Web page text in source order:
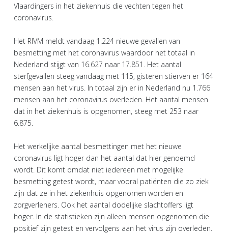
Vlaardingers in het ziekenhuis die vechten tegen het
coronavirus.
Het RIVM meldt vandaag 1.224 nieuwe gevallen van
besmetting met het coronavirus waardoor het totaal in
Nederland stijgt van 16.627 naar 17.851. Het aantal
sterfgevallen steeg vandaag met 115, gisteren stierven er 164
mensen aan het virus. In totaal zijn er in Nederland nu 1.766
mensen aan het coronavirus overleden. Het aantal mensen
dat in het ziekenhuis is opgenomen, steeg met 253 naar
6.875.
Het werkelijke aantal besmettingen met het nieuwe
coronavirus ligt hoger dan het aantal dat hier genoemd
wordt. Dit komt omdat niet iedereen met mogelijke
besmetting getest wordt, maar vooral patiënten die zo ziek
zijn dat ze in het ziekenhuis opgenomen worden en
zorgverleners. Ook het aantal dodelijke slachtoffers ligt
hoger. In de statistieken zijn alleen mensen opgenomen die
positief zijn getest en vervolgens aan het virus zijn overleden.